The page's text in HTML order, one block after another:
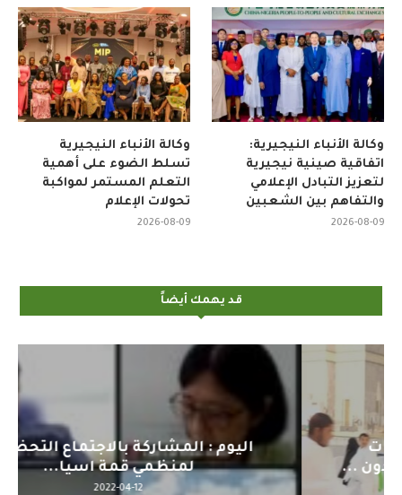
وكالة الأنباء النيجيرية
تسلط الضوء على أهمية
التعلم المستمر لمواكبة
تحولات الإعلام
2026-08-09
وكالة الأنباء النيجيرية:
اتفاقية صينية نيجيرية
لتعزيز التبادل الإعلامي
والتفاهم بين الشعبين
2026-08-09
قد يهمك أيضاً
اليوم : المشاركة بالاجتماع التحضيري
لمنظمي قمة اسيا...
2022-04-12